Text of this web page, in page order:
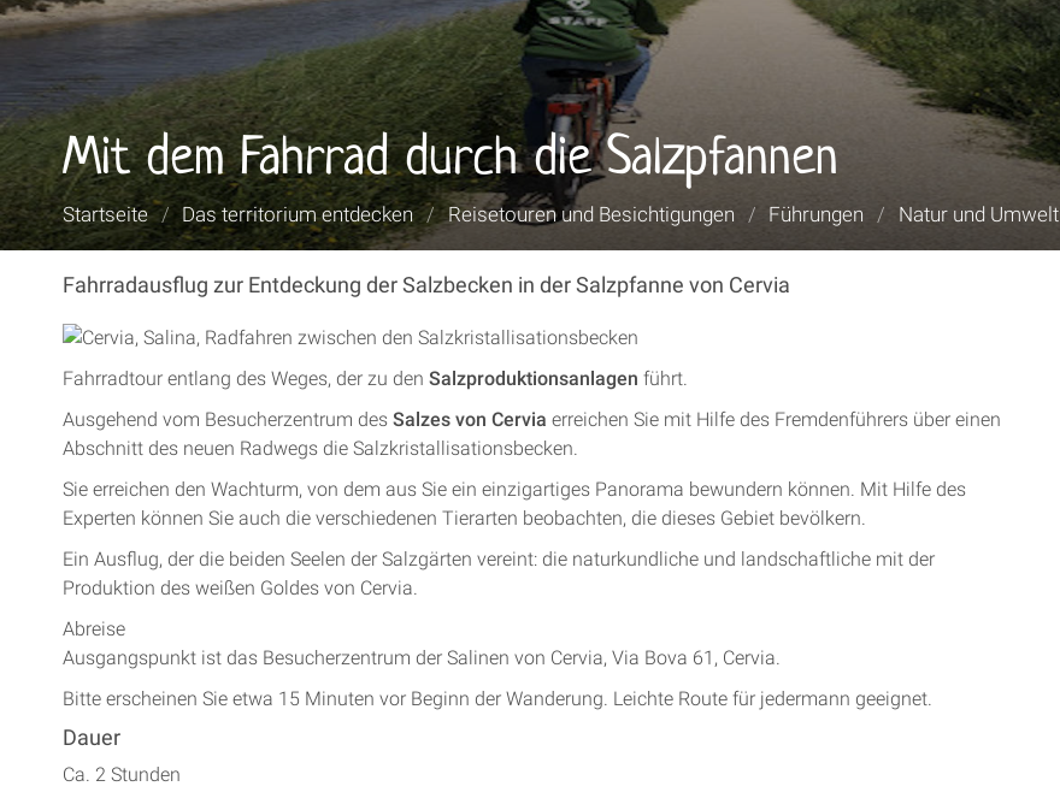
Mit dem Fahrrad durch die Salzpfannen
Sie
sind
hier:
Startseite / Das territorium entdecken / Reisetouren und Besichtigungen / Führungen / Natur und Umwelt
Fahrradausflug zur Entdeckung der Salzbecken in der Salzpfanne von Cervia
Fahrradtour entlang des Weges, der zu den Salzproduktionsanlagen führt.
Ausgehend vom Besucherzentrum des Salzes von Cervia erreichen Sie mit Hilfe des Fremdenführers über einen
Abschnitt des neuen Radwegs die Salzkristallisationsbecken.
Sie erreichen den Wachturm, von dem aus Sie ein einzigartiges Panorama bewundern können. Mit Hilfe des
Experten können Sie auch die verschiedenen Tierarten beobachten, die dieses Gebiet bevölkern.
Ein Ausflug, der die beiden Seelen der Salzgärten vereint: die naturkundliche und landschaftliche mit der
Produktion des weißen Goldes von Cervia.
Abreise
Ausgangspunkt ist das Besucherzentrum der Salinen von Cervia, Via Bova 61, Cervia.
Bitte erscheinen Sie etwa 15 Minuten vor Beginn der Wanderung. Leichte Route für jedermann geeignet.
Dauer
Ca. 2 Stunden